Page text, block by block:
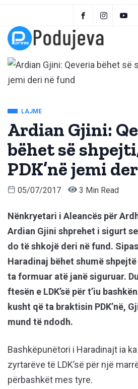
LAJME
Ardian Gjini:
bëhet së
PDK’në jemi
05/07/2017 3 Min Read
Nënkryetari i Aleancës për
Ardian Gjini shprehet i sigurt se
do të shkojë deri në fund.
Haradinaj bëhet shumë
ta formuar atë janë siguruar.
ftesën e LDK’së për t’iu
kusht që ta braktisin PDK’në,
mund të ndodh.
Bashkëpunëtori i Haradinajt ia
zyrtarëve të LDK’së për një
përbashkët mes tyre.